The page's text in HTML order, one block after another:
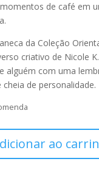
de café em
da Coleção
criativo de Nicole
alguém com uma
de personalidade.
ao